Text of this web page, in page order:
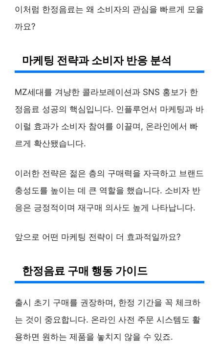
이처럼 한정음료는 왜 소비자의 관심을 빠르게 모을
까요?
마케팅 전략과 소비자 반응 분석
MZ세대를 겨냥한 콜라보레이션과 SNS 홍보가 한
정음료 성공의 핵심입니다. 인플루언서 마케팅과 바
이럴 효과가 소비자 참여를 이끌며, 온라인에서 빠
르게 확산됐습니다.
이러한 전략은 젊은 층의 구매력을 자극하고 브랜드
충성도를 높이는 데 큰 역할을 했습니다. 소비자 반
응은 긍정적이며 재구매 의사도 높게 나타납니다.
앞으로 어떤 마케팅 전략이 더 효과적일까요?
한정음료 구매 행동 가이드
출시 초기 구매를 권장하며, 한정 기간을 꼭 체크하
는 것이 중요합니다. 온라인 사전 주문 시스템도 활
용하면 원하는 제품을 놓치지 않을 수 있죠.